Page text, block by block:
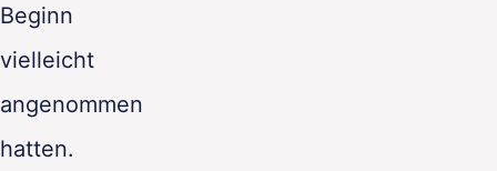
Beginn
vielleicht
angenommen
hatten.